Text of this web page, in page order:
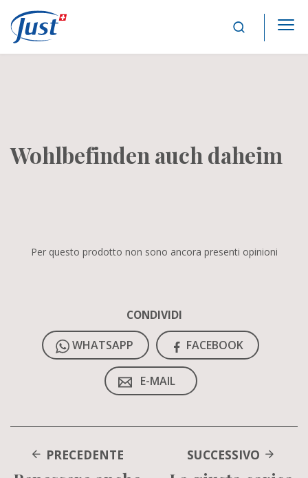
Main Navigation
Wohlbefinden auch daheim
Per questo prodotto non sono ancora presenti opinioni
CONDIVIDI
WHATSAPP
FACEBOOK
E-MAIL
PRECEDENTE SUCCESSIVO